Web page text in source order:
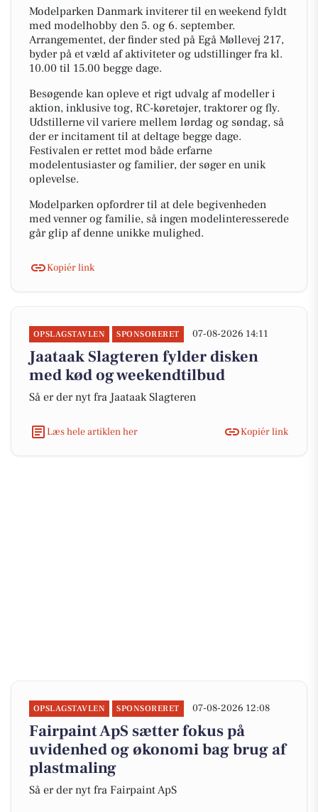
Modelparken Danmark inviterer til en weekend fyldt
med modelhobby den 5. og 6. september.
Arrangementet, der finder sted på Egå Møllevej 217,
byder på et væld af aktiviteter og udstillinger fra kl.
10.00 til 15.00 begge dage.
Besøgende kan opleve et rigt udvalg af modeller i
aktion, inklusive tog, RC-køretøjer, traktorer og fly.
Udstillerne vil variere mellem lørdag og søndag, så
der er incitament til at deltage begge dage.
Festivalen er rettet mod både erfarne
modelentusiaster og familier, der søger en unik
oplevelse.
Modelparken opfordrer til at dele begivenheden
med venner og familie, så ingen modelinteresserede
går glip af denne unikke mulighed.
Kopiér link
OPSLAGSTAVLEN SPONSORERET 07-08-2026 14:11
Jaataak Slagteren fylder disken
med kød og weekendtilbud
Så er der nyt fra Jaataak Slagteren
Læs hele artiklen her Kopiér link
OPSLAGSTAVLEN SPONSORERET 07-08-2026 12:08
Fairpaint ApS sætter fokus på
uvidenhed og økonomi bag brug af
plastmaling
Så er der nyt fra Fairpaint ApS